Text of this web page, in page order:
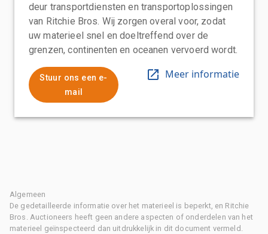
deur transportdiensten en transportoplossingen
van Ritchie Bros. Wij zorgen overal voor, zodat
uw materieel snel en doeltreffend over de
grenzen, continenten en oceanen vervoerd wordt.
Stuur ons een e-
mail
Meer informatie
Algemeen
De gedetailleerde informatie over het materieel is beperkt, en Ritchie
Bros. Auctioneers heeft geen andere aspecten of onderdelen van het
materieel geïnspecteerd dan uitdrukkelijk in dit document vermeld.